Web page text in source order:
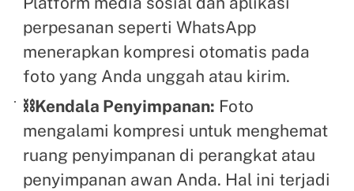
perpesanan seperti WhatsApp
menerapkan kompresi otomatis pada
foto yang Anda unggah atau kirim.
⛓️Kendala Penyimpanan: Foto
mengalami kompresi untuk menghemat
ruang penyimpanan di perangkat atau
penyimpanan awan Anda. Hal ini terjadi